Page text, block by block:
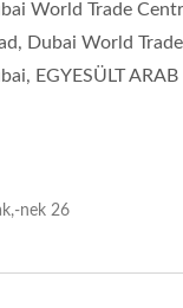
World Trade
Dubai World
EGYESÜLT
nek 26